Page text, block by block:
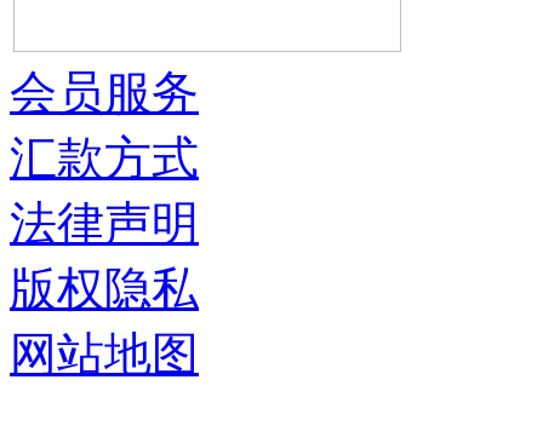
会员服务
汇款方式
法律声明
版权隐私
网站地图